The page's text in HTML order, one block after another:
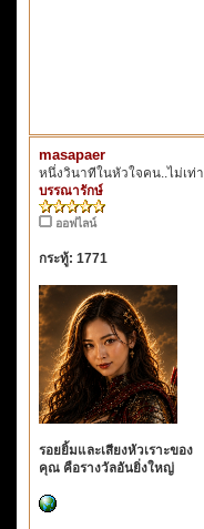
masapaer
หนึ่งวินาทีในหัวใจคน..ไม่เท่า
บรรณารักษ์
ออฟไลน์
กระทู้: 1771
รอยยิ้มและเสียงหัวเราะของ
คุณ คือรางวัลอันยิ่งใหญ่